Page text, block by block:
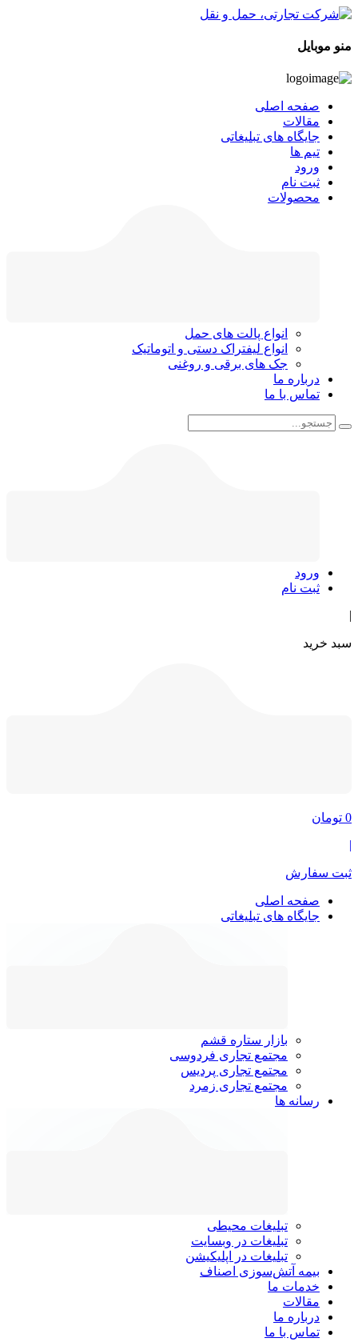
منو موبایل
صفحه اصلی
مقالات
جایگاه های تبلیغاتی
تیم ها
ورود
ثبت نام
محصولات
انواع پالت های حمل
انواع لیفتراک دستی و اتوماتیک
جک های برقی و روغنی
درباره ما
تماس با ما
ورود
ثبت نام
سبد خرید
0 تومان
|
ثبت سفارش
صفحه اصلی
جایگاه های تبلیغاتی
بازار ستاره قشم
مجتمع تجاری فردوسی
مجتمع تجاری پردیس
مجتمع تجاری زمرد
رسانه ها
تبلیغات محیطی
تبلیغات در وبسایت
تبلیغات در اپلیکیشن
بیمه آتش‌سوزی اصناف
خدمات ما
مقالات
درباره ما
تماس با ما